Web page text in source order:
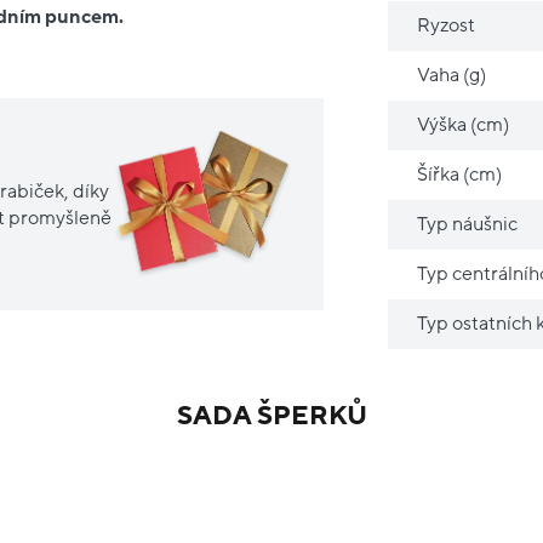
puncem.
díky
promyšleně
Ryzost
Vaha (g)
Výška (cm)
Šířka (cm)
Typ náušnic
Typ
Typ ostatních
SADA ŠPERKŮ